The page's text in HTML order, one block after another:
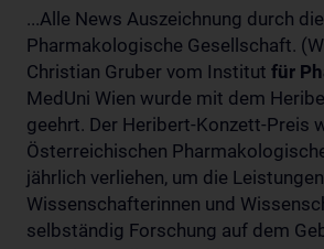
...Alle News Auszeichnung durch
Pharmakologische Gesellschaft.
Christian Gruber vom Institut für
MedUni Wien wurde mit dem
geehrt. Der Heribert-Konzett-Preis
Österreichischen
jährlich verliehen, um die
Wissenschafterinnen und
selbständig Forschung auf dem